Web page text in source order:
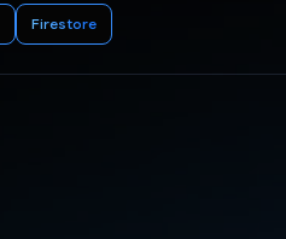
Firestore